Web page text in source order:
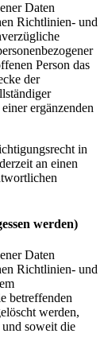
Daten
Richtlinien- und
Person das
der
ergänzenden
in
an einen
werden)
Daten
Richtlinien- und
betreffenden
werden,
soweit die